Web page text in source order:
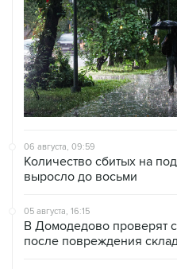
06 августа, 09:59
Количество сбитых на
выросло до восьми
05 августа, 16:15
В Домодедово проверят
после повреждения